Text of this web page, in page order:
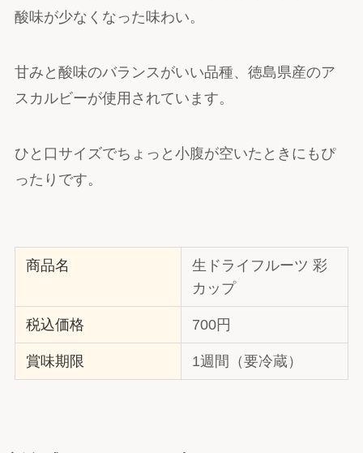
酸味が少なくなった味わい。
甘みと酸味のバランスがいい品種、徳島県産のア
スカルビーが使用されています。
ひと口サイズでちょっと小腹が空いたときにもぴ
ったりです。
商品名
生ドライフルーツ 彩
カップ
税込価格 700円
賞味期限 1週間（要冷蔵）